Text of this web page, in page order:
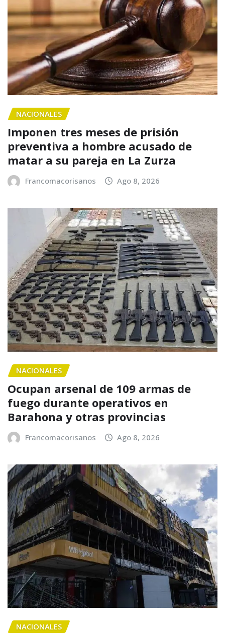
NACIONALES
Imponen tres meses de prisión
preventiva a hombre acusado de
matar a su pareja en La Zurza
Francomacorisanos Ago 8, 2026
NACIONALES
Ocupan arsenal de 109 armas de
fuego durante operativos en
Barahona y otras provincias
Francomacorisanos Ago 8, 2026
NACIONALES